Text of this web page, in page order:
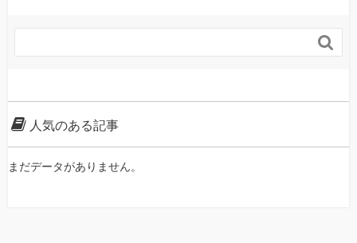

人気のある記事
まだデータがありません。